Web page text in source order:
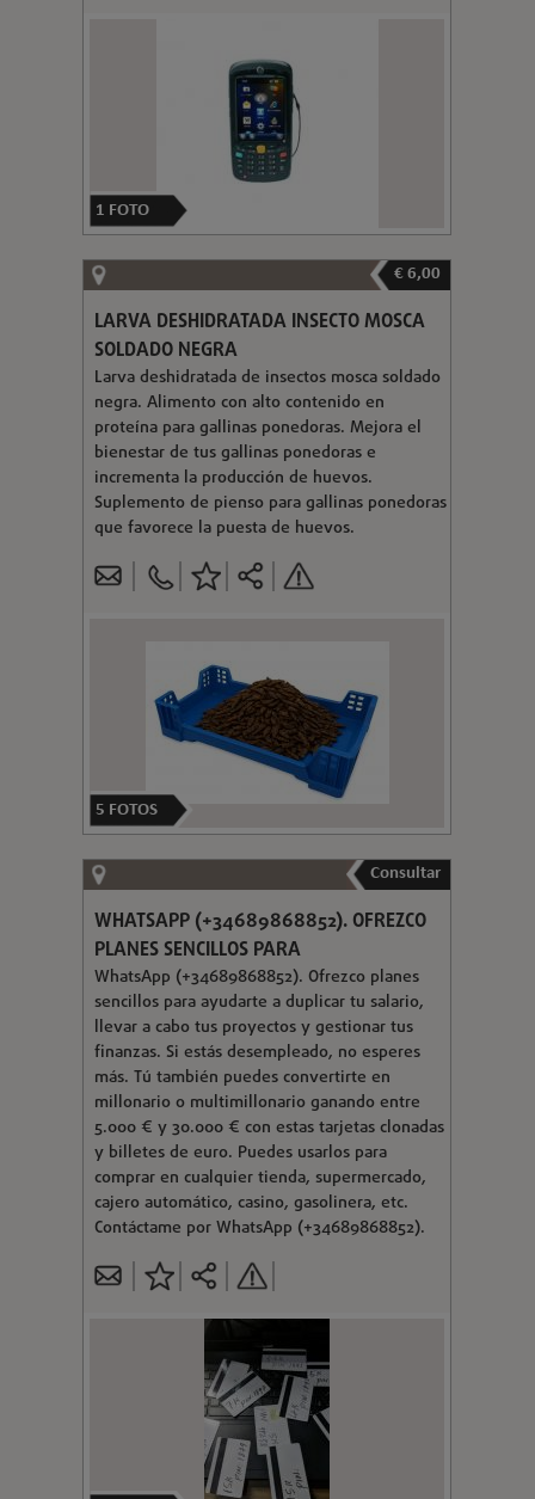
1 FOTO
€ 6,00
LARVA DESHIDRATADA INSECTO MOSCA
SOLDADO NEGRA
Larva deshidratada de insectos mosca soldado
negra. Alimento con alto contenido en
proteína para gallinas ponedoras. Mejora el
bienestar de tus gallinas ponedoras e
incrementa la producción de huevos.
Suplemento de pienso para gallinas ponedoras
que favorece la puesta de huevos.
5 FOTOS
Consultar
WHATSAPP (+34689868852). OFREZCO
PLANES SENCILLOS PARA
WhatsApp (+34689868852). Ofrezco planes
sencillos para ayudarte a duplicar tu salario,
llevar a cabo tus proyectos y gestionar tus
finanzas. Si estás desempleado, no esperes
más. Tú también puedes convertirte en
millonario o multimillonario ganando entre
5.000 € y 30.000 € con estas tarjetas clonadas
y billetes de euro. Puedes usarlos para
comprar en cualquier tienda, supermercado,
cajero automático, casino, gasolinera, etc.
Contáctame por WhatsApp (+34689868852).